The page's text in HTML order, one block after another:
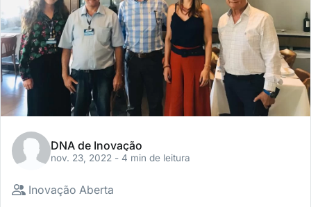
DNA de Inovação
nov. 23, 2022 - 4 min de leitura
Inovação Aberta